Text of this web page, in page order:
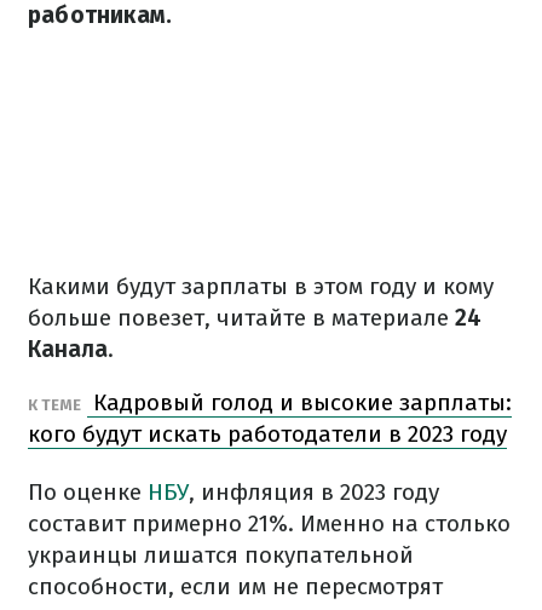
работникам.
Какими будут зарплаты в этом году и кому
больше повезет, читайте в материале 24
Канала.
К ТЕМЕ
Кадровый голод и высокие зарплаты:
кого будут искать работодатели в 2023 году
По оценке НБУ, инфляция в 2023 году
составит примерно 21%. Именно на столько
украинцы лишатся покупательной
способности, если им не пересмотрят